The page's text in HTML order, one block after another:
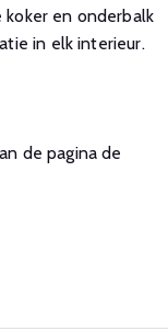
en onderbalk
in elk interieur.
de pagina de